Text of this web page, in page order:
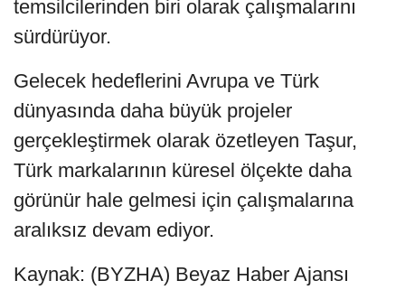
temsilcilerinden biri olarak çalışmalarını
sürdürüyor.
Gelecek hedeflerini Avrupa ve Türk
dünyasında daha büyük projeler
gerçekleştirmek olarak özetleyen Taşur,
Türk markalarının küresel ölçekte daha
görünür hale gelmesi için çalışmalarına
aralıksız devam ediyor.
Kaynak: (BYZHA) Beyaz Haber Ajansı